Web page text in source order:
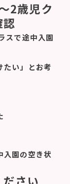
2歳児ク
スで途中入園
たい」とお考
入園の空き状
さい